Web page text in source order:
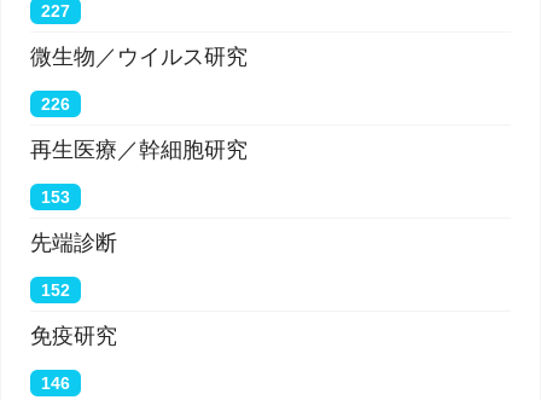
227
微生物／ウイルス研究
226
再生医療／幹細胞研究
153
先端診断
152
免疫研究
146